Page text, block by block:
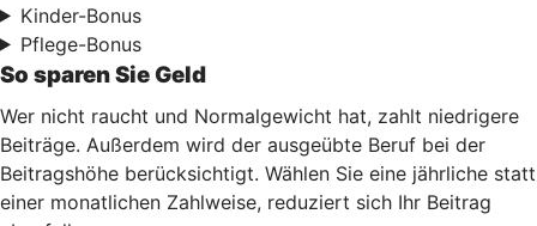
Kinder-Bonus
Pflege-Bonus
So sparen Sie Geld
Wer nicht raucht und Normalgewicht hat, zahlt niedrigere
Beiträge. Außerdem wird der ausgeübte Beruf bei der
Beitragshöhe berücksichtigt. Wählen Sie eine jährliche statt
einer monatlichen Zahlweise, reduziert sich Ihr Beitrag